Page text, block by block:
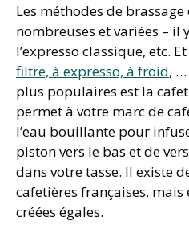
Les méthodes de
nombreuses et variées – il
l’expresso classique, etc.
filtre, à expresso, à froid, …
plus populaires est la
permet à votre marc de
l’eau bouillante pour
piston vers le bas et de
dans votre tasse. Il existe
cafetières françaises, mais
créées égales.